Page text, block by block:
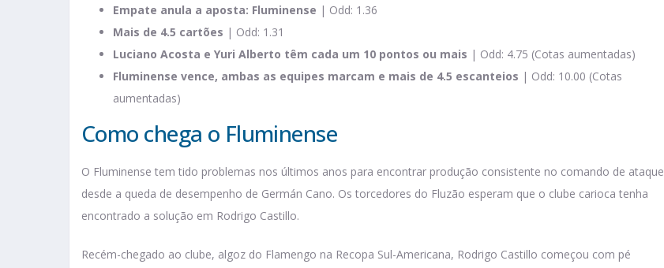
Empate anula a aposta: Fluminense | Odd: 1.36
Mais de 4.5 cartões | Odd: 1.31
Luciano Acosta e Yuri Alberto têm cada um 10 pontos ou mais | Odd: 4.75 (Cotas aumentadas)
Fluminense vence, ambas as equipes marcam e mais de 4.5 escanteios | Odd: 10.00 (Cotas
aumentadas)
Como chega o Fluminense
O Fluminense tem tido problemas nos últimos anos para encontrar produção consistente no comando de ataque
desde a queda de desempenho de Germán Cano. Os torcedores do Fluzão esperam que o clube carioca tenha
encontrado a solução em Rodrigo Castillo.
Recém-chegado ao clube, algoz do Flamengo na Recopa Sul-Americana, Rodrigo Castillo começou com pé